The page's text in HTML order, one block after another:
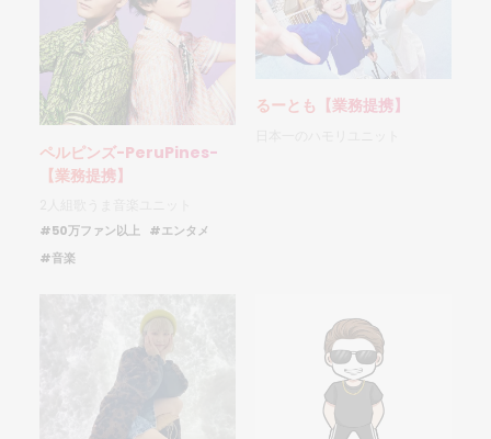
ペルピンズ-PeruPines-
【業務提携】
#50万ファン以上
#エンタメ
#音楽
るーとも【業務提携】